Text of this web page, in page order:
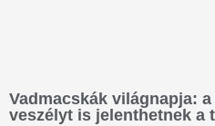
Vadmacskák világnapja:
veszélyt is jelenthetnek a